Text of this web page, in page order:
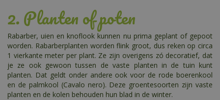
2. Planten of poten
Rabarber, uien en knoflook kunnen nu prima geplant of gepoot
worden. Rabarberplanten worden flink groot, dus reken op circa
1 vierkante meter per plant. Ze zijn overigens zó decoratief, dat
je ze ook gewoon tussen de vaste planten in de tuin kunt
planten. Dat geldt onder andere ook voor de rode boerenkool
en de palmkool (Cavalo nero). Deze groentesoorten zijn vaste
planten en de kolen behouden hun blad in de winter.